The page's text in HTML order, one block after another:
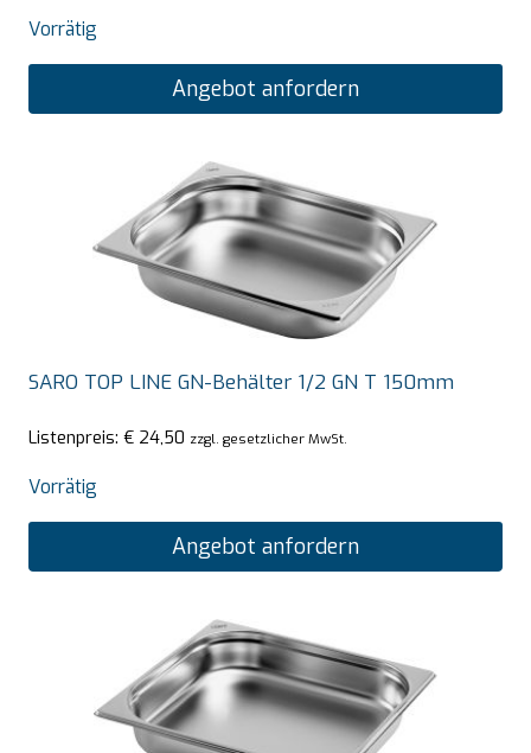
Vorrätig
Angebot anfordern
SARO TOP LINE GN-Behälter 1/2 GN T 150mm
Listenpreis: € 24,50 zzgl. gesetzlicher MwSt.
Vorrätig
Angebot anfordern